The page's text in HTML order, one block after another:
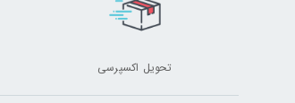
تحویل اکسپرسی